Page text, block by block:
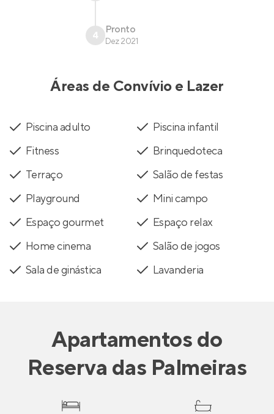
4 Pronto
Dez 2021
Áreas de Convívio e Lazer
Piscina adulto
Piscina infantil
Fitness
Brinquedoteca
Terraço
Salão de festas
Playground
Mini campo
Espaço gourmet
Espaço relax
Home cinema
Salão de jogos
Sala de ginástica
Lavanderia
Apartamentosdo
Reserva das Palmeiras